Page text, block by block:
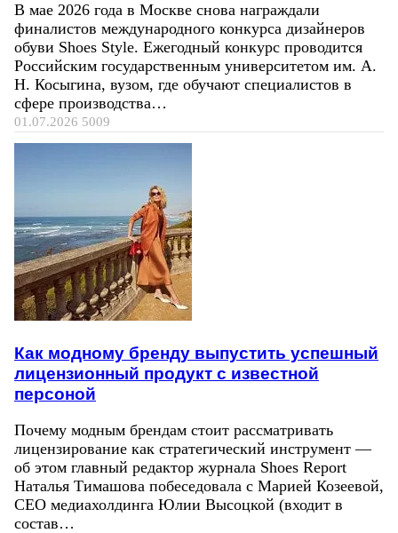
В мае 2026 года в Москве снова награждали
финалистов международного конкурса дизайнеров
обуви Shoes Style. Ежегодный конкурс проводится
Российским государственным университетом им. А.
Н. Косыгина, вузом, где обучают специалистов в
сфере производства…
01.07.2026 5009
Как модному бренду выпустить успешный
лицензионный продукт с известной
персоной
Почему модным брендам стоит рассматривать
лицензирование как стратегический инструмент —
об этом главный редактор журнала Shoes Report
Наталья Тимашова побеседовала с Марией Козеевой,
СЕО медиахолдинга Юлии Высоцкой (входит в
состав…